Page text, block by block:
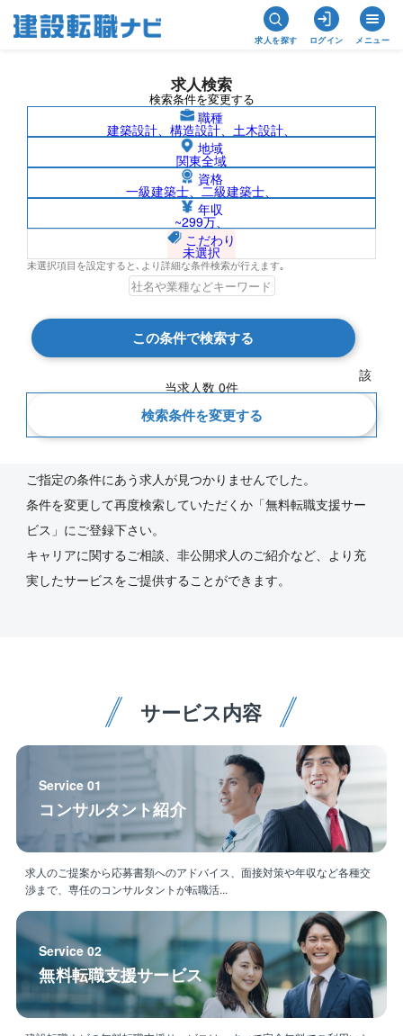
求人を探す ログイン メニュー
求人検索
検索条件を変更する
職種
建築設計、構造設計、土木設計、
地域
関東全域
資格
一級建築士、二級建築士、
年収
~299万、
こだわり
未選択
未選択項目を設定すると､より詳細な条件検索が行えます｡
この条件で検索する
該
当求人数 0件
検索条件を変更する
兵庫県/東新工業株式会社の求人検索結果
一覧
新着順
ご指定の条件にあう求人が見つかりませんでした。
条件を変更して再度検索していただくか「無料転職支援サー
ビス」にご登録下さい。
キャリアに関するご相談、非公開求人のご紹介など、より充
実したサービスをご提供することができます。
サービス内容
Service 01
コンサルタント紹介
求人のご提案から応募書類へのアドバイス、面接対策や年収など各種交
渉まで、専任のコンサルタントが転職活...
Service 02
無料転職支援サービス